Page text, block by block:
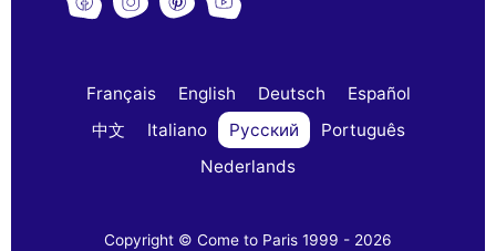
Français English Deutsch
Español
中文
Italiano Русский
Português
Nederlands
Copyright © Come to Paris 1999 - 2026